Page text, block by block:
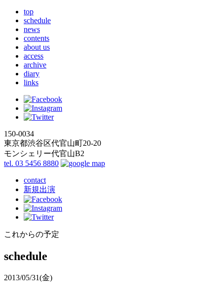
top
schedule
news
contents
about us
access
archive
diary
links
150-0034
東京都渋谷区代官山町20-20
モンシェリー代官山B2
tel. 03 5456 8880
contact
新規出演
これからの予定
schedule
2013/05/31(金)